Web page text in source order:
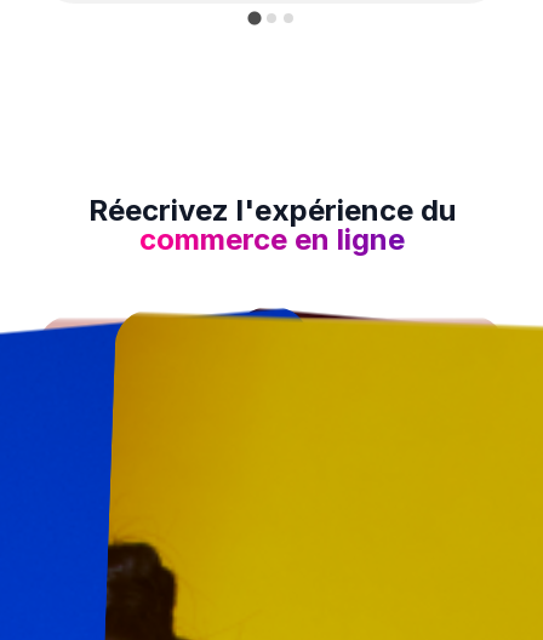
Réecrivez l'expérience du
commerce en ligne